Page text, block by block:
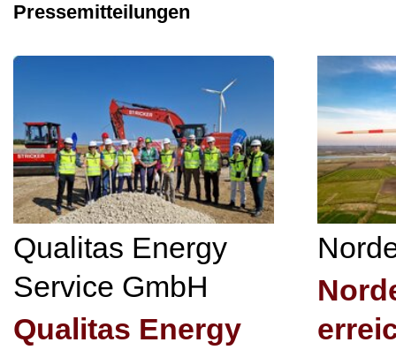
Pressemitteilungen
Qualitas Energy
Service GmbH
Qualitas Energy